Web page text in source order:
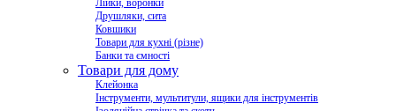
Лійки, воронки
Друшляки, сита
Ковшики
Товари для кухні (різне)
Банки та ємності
Товари для дому
Клейонка
Інструменти, мультитули, ящики для інструментів